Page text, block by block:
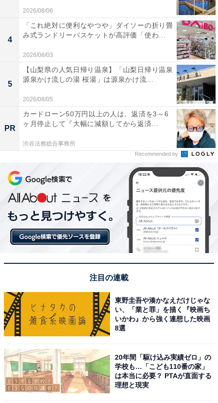
2026/08/06
4
「これ絶対に便利なやつや」ダイソーの折り畳
み式ランドリーバスケットが高評価「使わ...
2026/08/03
5
【山梨県の人気日帰り温泉】「山梨日帰り温泉
源泉かけ流しの湯 桜湯」は源泉かけ流...
2026/08/05
PR
カードローン50万円以上の人は、返済を3～6
ヶ月停止して『大幅に減額してから返済...
渋谷法務総合事務所
Recommended by
注目の連載
東野圭吾や湊かなえだけじゃな
い、「業と罪」を描く『映画ち
いかわ』から強く連想した映画
8選
20年間「駆け込み実績ゼロ」の
学校も…「こども110番の家」
は本当に必要？ PTAが直面する
理想と現実